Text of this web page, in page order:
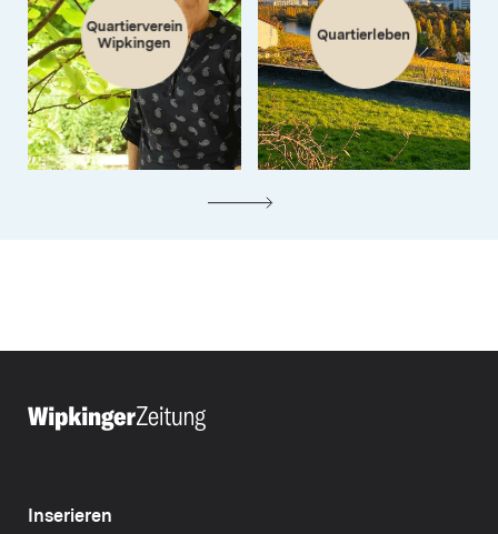
Quartierverein
Wipkingen
Quartierleben
Inserieren